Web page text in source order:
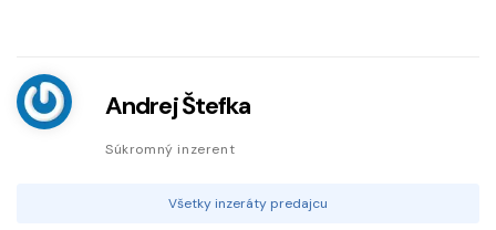
Andrej Štefka
Súkromný inzerent
Všetky inzeráty predajcu